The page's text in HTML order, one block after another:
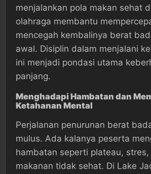
menjalankan pola makan sehat
olahraga membantu
mencegah kembalinya berat
awal. Disiplin dalam menjalani
ini menjadi pondasi utama
panjang.
Menghadapi Hambatan dan
Ketahanan Mental
Perjalanan penurunan berat
mulus. Ada kalanya peserta
hambatan seperti plateau,
makanan tidak sehat. Di Lake